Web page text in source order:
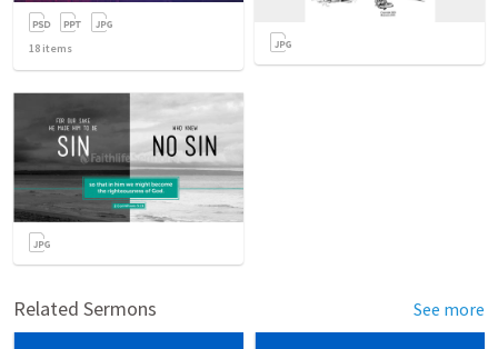
18 items
Related Sermons See more